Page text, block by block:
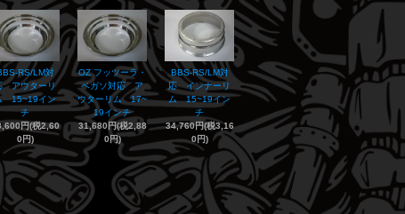
RS/LM対
アウターリ
15~19イン
チ
円(税2,60
0円)
OZ フッツーラ・
ペガソ対応 ア
ウターリム 17~
19インチ
31,680円(税2,88
0円)
BBS-RS/LM対
応 インナーリ
ム 15~19イン
チ
34,760円(税3,16
0円)